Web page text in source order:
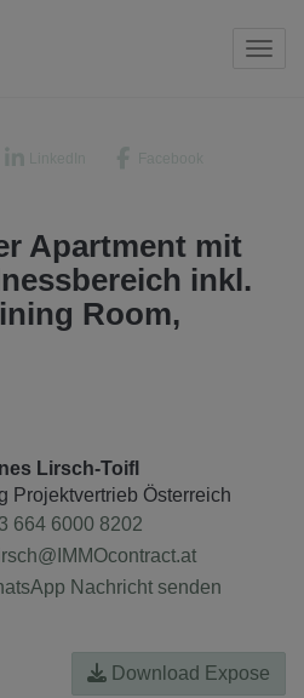
Apartment mit
inkl.
Room,
Lirsch-Toifl
Projektvertrieb Österreich
664 6000 8202
Nachricht senden
Download Expose